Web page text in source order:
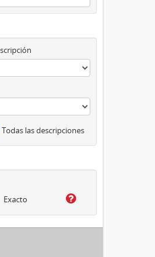
Todas las descripciones
Exacto